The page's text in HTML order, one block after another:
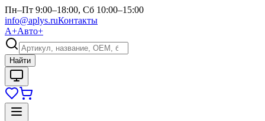
Пн–Пт 9:00–18:00, Сб 10:00–15:00
info@aplys.ruКонтакты
А+Авто+
Найти